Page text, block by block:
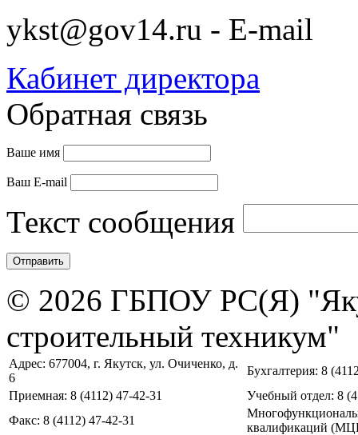
ykst@gov14.ru - E-mail
Кабинет директора
Обратная связь
Ваше имя
Ваш E-mail
Текст сообщения
© 2026 ГБПОУ РС(Я)
строительный техникум"
Адрес: 677004, г. Якутск, ул. Очиченко, д.
6
Бухгалтерия: 8
Приемная: 8 (4112) 47-42-31
Учебный отдел: 8
Факс: 8 (4112) 47-42-31
квалификаций